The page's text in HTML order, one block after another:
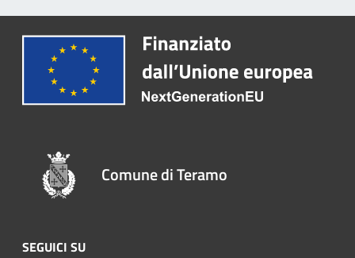
Comune di Teramo
SEGUICI SU